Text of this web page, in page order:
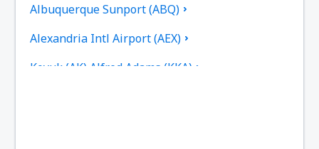
Albuquerque Sunport (ABQ)
Alexandria Intl Airport (AEX)
Koyuk (AK) Alfred Adams (KKA)